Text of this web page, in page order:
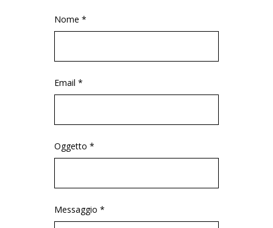
Nome *
Email *
Oggetto *
Messaggio *